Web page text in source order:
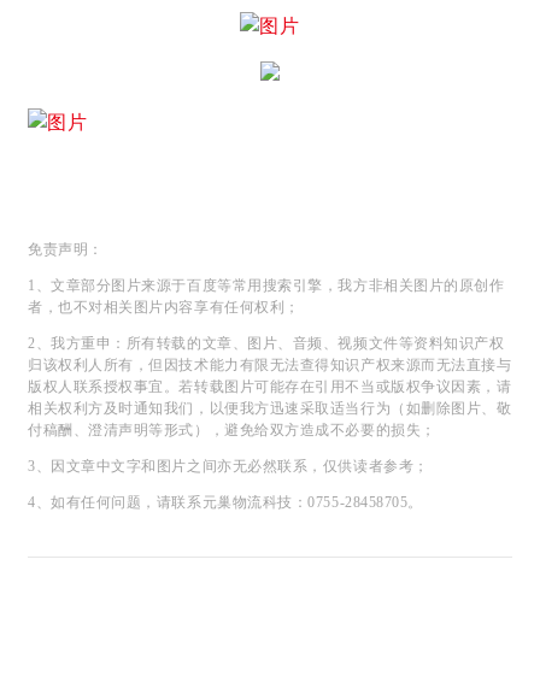
免责声明：
1、文章部分图片来源于百度等常用搜索引擎，我方非相关图片的原创作
者，也不对相关图片内容享有任何权利；
2、我方重申：所有转载的文章、图片、音频、视频文件等资料知识产权
归该权利人所有，但因技术能力有限无法查得知识产权来源而无法直接与
版权人联系授权事宜。若转载图片可能存在引用不当或版权争议因素，请
相关权利方及时通知我们，以便我方迅速采取适当行为（如删除图片、敬
付稿酬、澄清声明等形式），避免给双方造成不必要的损失；
3、因文章中文字和图片之间亦无必然联系，仅供读者参考；
4、如有任何问题，请联系元巢物流科技：0755-28458705。